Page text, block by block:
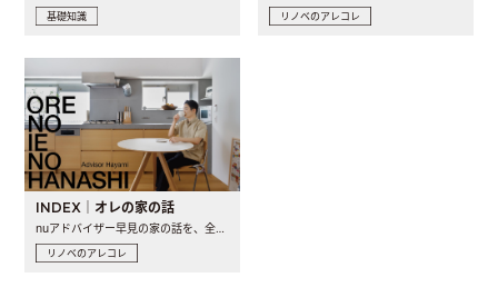
基礎知識 リノベのアレコレ
INDEX｜オレの家の話
リノベのアレコレ